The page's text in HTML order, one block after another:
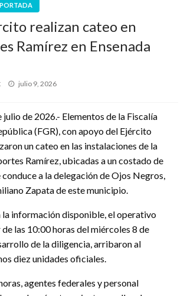
PORTADA
realizan cateo en
Ramírez en Ensenada
Publicado
julio 9, 2026
julio de 2026.- Elementos de la Fiscalía
(FGR), con apoyo del Ejército
un cateo en las instalaciones de la
Ramírez, ubicadas a un costado de
a la delegación de Ojos Negros,
Zapata de este municipio.
la información disponible, el operativo
las 10:00 horas del miércoles 8 de
de la diligencia, arribaron al
diez unidades oficiales.
agentes federales y personal